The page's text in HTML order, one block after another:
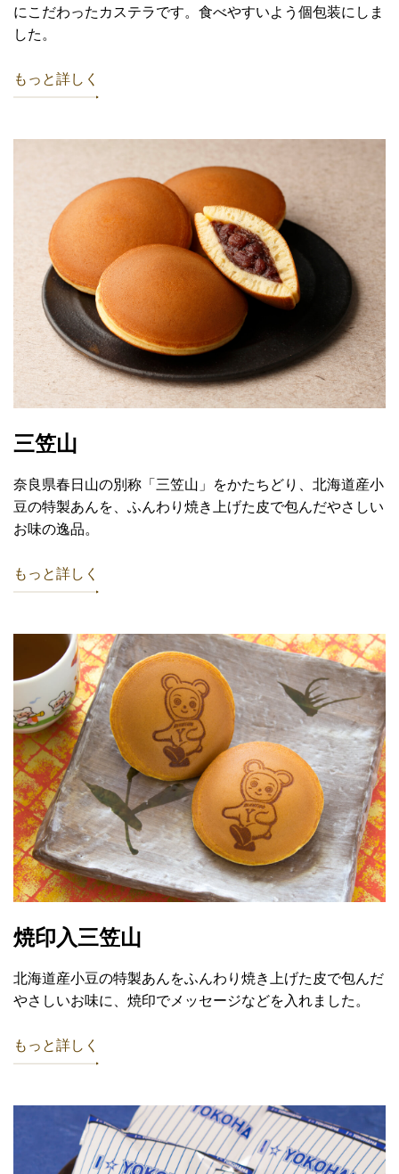
にこだわったカステラです。食べやすいよう個包装にしま
した。
もっと詳しく
三笠山
奈良県春日山の別称「三笠山」をかたちどり、北海道産小
豆の特製あんを、ふんわり焼き上げた皮で包んだやさしい
お味の逸品。
もっと詳しく
焼印入三笠山
北海道産小豆の特製あんをふんわり焼き上げた皮で包んだ
やさしいお味に、焼印でメッセージなどを入れました。
もっと詳しく